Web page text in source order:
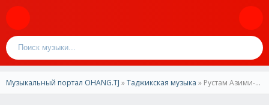
Музыкальный портал OHANG.TJ »Таджикская музыка » Рустам Азими-Ай ёр | Rustam Azimi-Ay yor